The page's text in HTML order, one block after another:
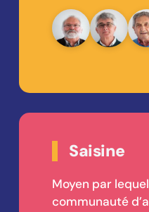
Saisine
Moyen par
communauté